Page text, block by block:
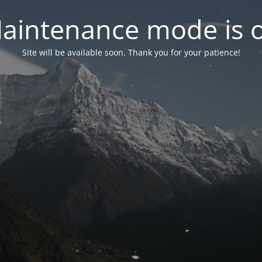
mode is
Site will be available soon. Thank you for your patience!